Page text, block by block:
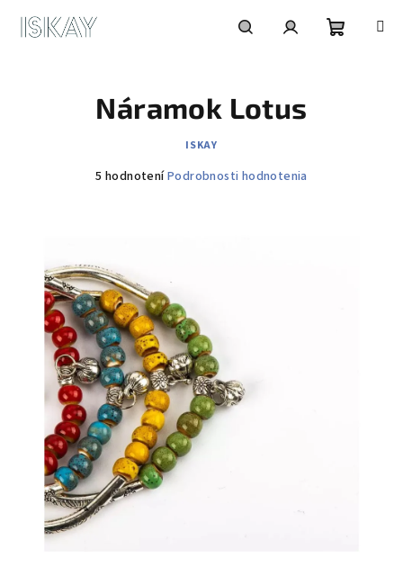
Náramok Lotus
ISKAY
Priemerné
z
5
hviezdičiek.
5 hodnoteníPodrobnosti hodnotenia